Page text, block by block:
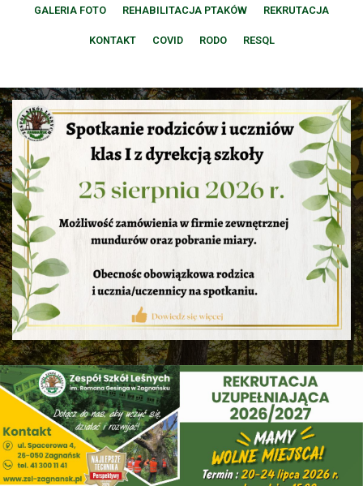
GALERIA FOTO REHABILITACJA PTAKÓW REKRUTACJA
KONTAKT COVID RODO RESQL